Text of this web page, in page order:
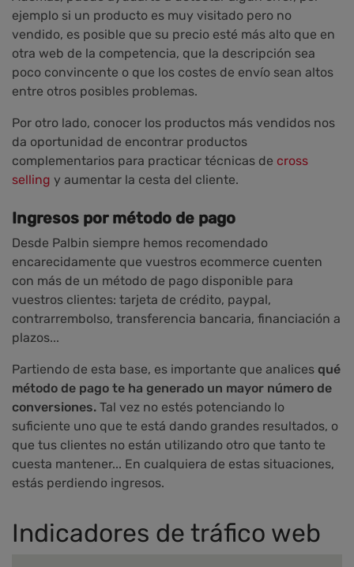
ejemplo si un producto es muy visitado pero no
vendido, es posible que su precio esté más alto que en
otra web de la competencia, que la descripción sea
poco convincente o que los costes de envío sean altos
entre otros posibles problemas.
Por otro lado, conocer los productos más vendidos nos
da oportunidad de encontrar productos
complementarios para practicar técnicas de cross
selling y aumentar la cesta del cliente.
Ingresos por método de pago
Desde Palbin siempre hemos recomendado
encarecidamente que vuestros ecommerce cuenten
con más de un método de pago disponible para
vuestros clientes: tarjeta de crédito, paypal,
contrarrembolso, transferencia bancaria, financiación a
plazos...
Partiendo de esta base, es importante que analices qué
método de pago te ha generado un mayor número de
conversiones. Tal vez no estés potenciando lo
suficiente uno que te está dando grandes resultados, o
que tus clientes no están utilizando otro que tanto te
cuesta mantener... En cualquiera de estas situaciones,
estás perdiendo ingresos.
Indicadores de tráfico web